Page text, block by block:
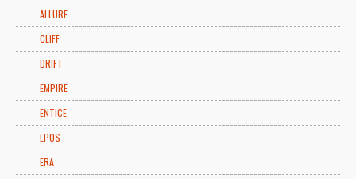
ALLURE
CLIFF
DRIFT
EMPIRE
ENTICE
EPOS
ERA